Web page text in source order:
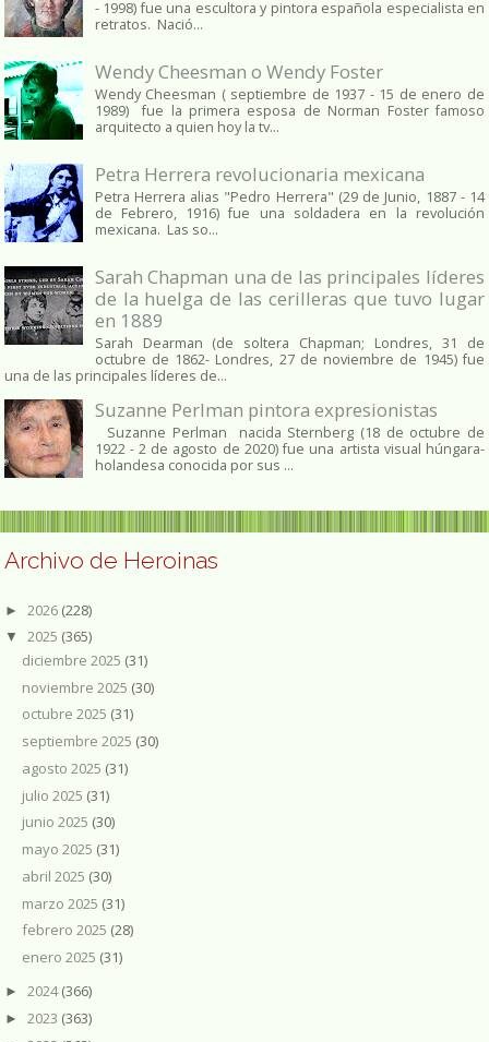
- 1998) fue una escultora y pintora española especialista en
retratos. Nació...
Wendy Cheesman o Wendy Foster
Wendy Cheesman ( septiembre de 1937 - 15 de enero de
1989) fue la primera esposa de Norman Foster famoso
arquitecto a quien hoy la tv...
Petra Herrera revolucionaria mexicana
Petra Herrera alias "Pedro Herrera" (29 de Junio, 1887 - 14
de Febrero, 1916) fue una soldadera en la revolución
mexicana. Las so...
Sarah Chapman una de las principales líderes
de la huelga de las cerilleras que tuvo lugar
en 1889
Sarah Dearman (de soltera Chapman; Londres, 31 de
octubre de 1862​- Londres, 27 de noviembre de 1945)​ fue
una de las principales líderes de...
Suzanne Perlman pintora expresionistas
Suzanne Perlman nacida Sternberg (18 de octubre de
1922 - 2 de agosto de 2020) fue una artista visual húngara-
holandesa conocida por sus ...
Archivo de Heroinas
► 2026 (228)
▼ 2025 (365)
diciembre 2025 (31)
noviembre 2025 (30)
octubre 2025 (31)
septiembre 2025 (30)
agosto 2025 (31)
julio 2025 (31)
junio 2025 (30)
mayo 2025 (31)
abril 2025 (30)
marzo 2025 (31)
febrero 2025 (28)
enero 2025 (31)
► 2024(366)
► 2023 (363)